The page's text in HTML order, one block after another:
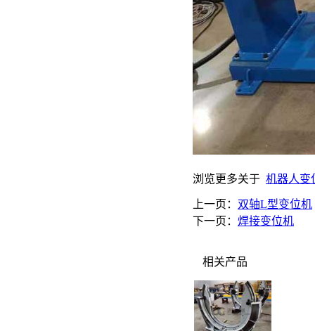
浏览更多关于 机器人变
上一页： 双轴L型变位机
下一页： 焊接变位机
相关产品